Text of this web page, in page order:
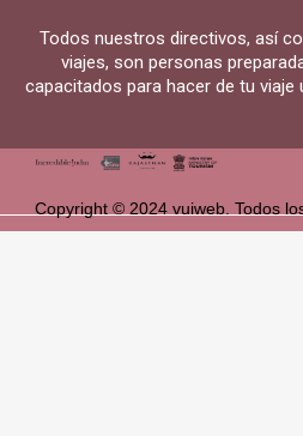
Todos nuestros directivos, así
viajes, son personas
capacitados para hacer de tu viaje
Copyright © 2024 vuiweb. Todos